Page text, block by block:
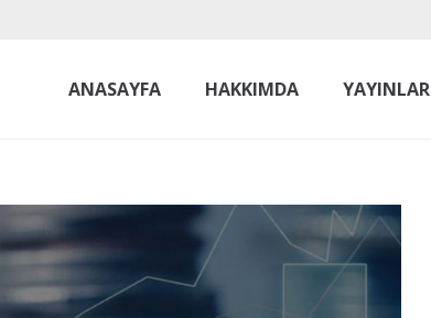
ANASAYFA HAKKIMDA YAYINLAR